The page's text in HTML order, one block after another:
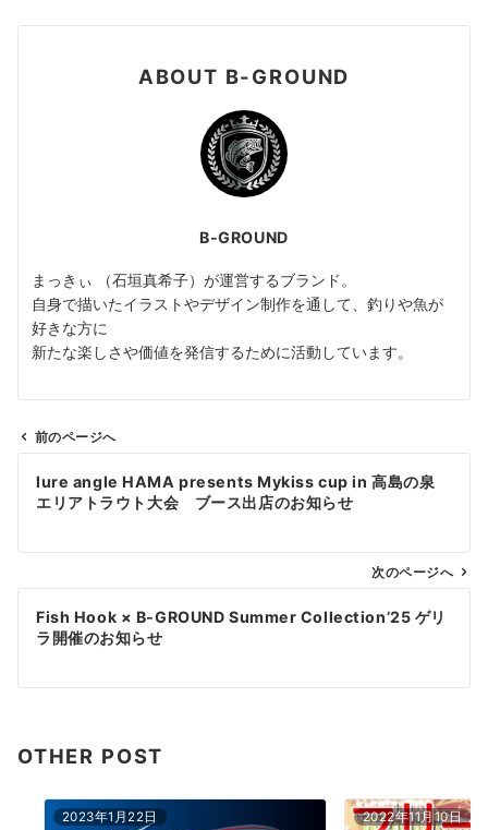
ABOUT B-GROUND
B-GROUND
まっきぃ （石垣真希子）が運営するブランド。
自身で描いたイラストやデザイン制作を通して、釣りや魚が
好きな方に
新たな楽しさや価値を発信するために活動しています。
ン
前のページへ
lure angle HAMA presents Mykiss cup in 高島の泉
エリアトラウト大会 ブース出店のお知らせ
次のページへ
Fish Hook × B-GROUND Summer Collection’25 ゲリ
ラ開催のお知らせ
OTHER POST
2023年1月22日 2022年11月10日